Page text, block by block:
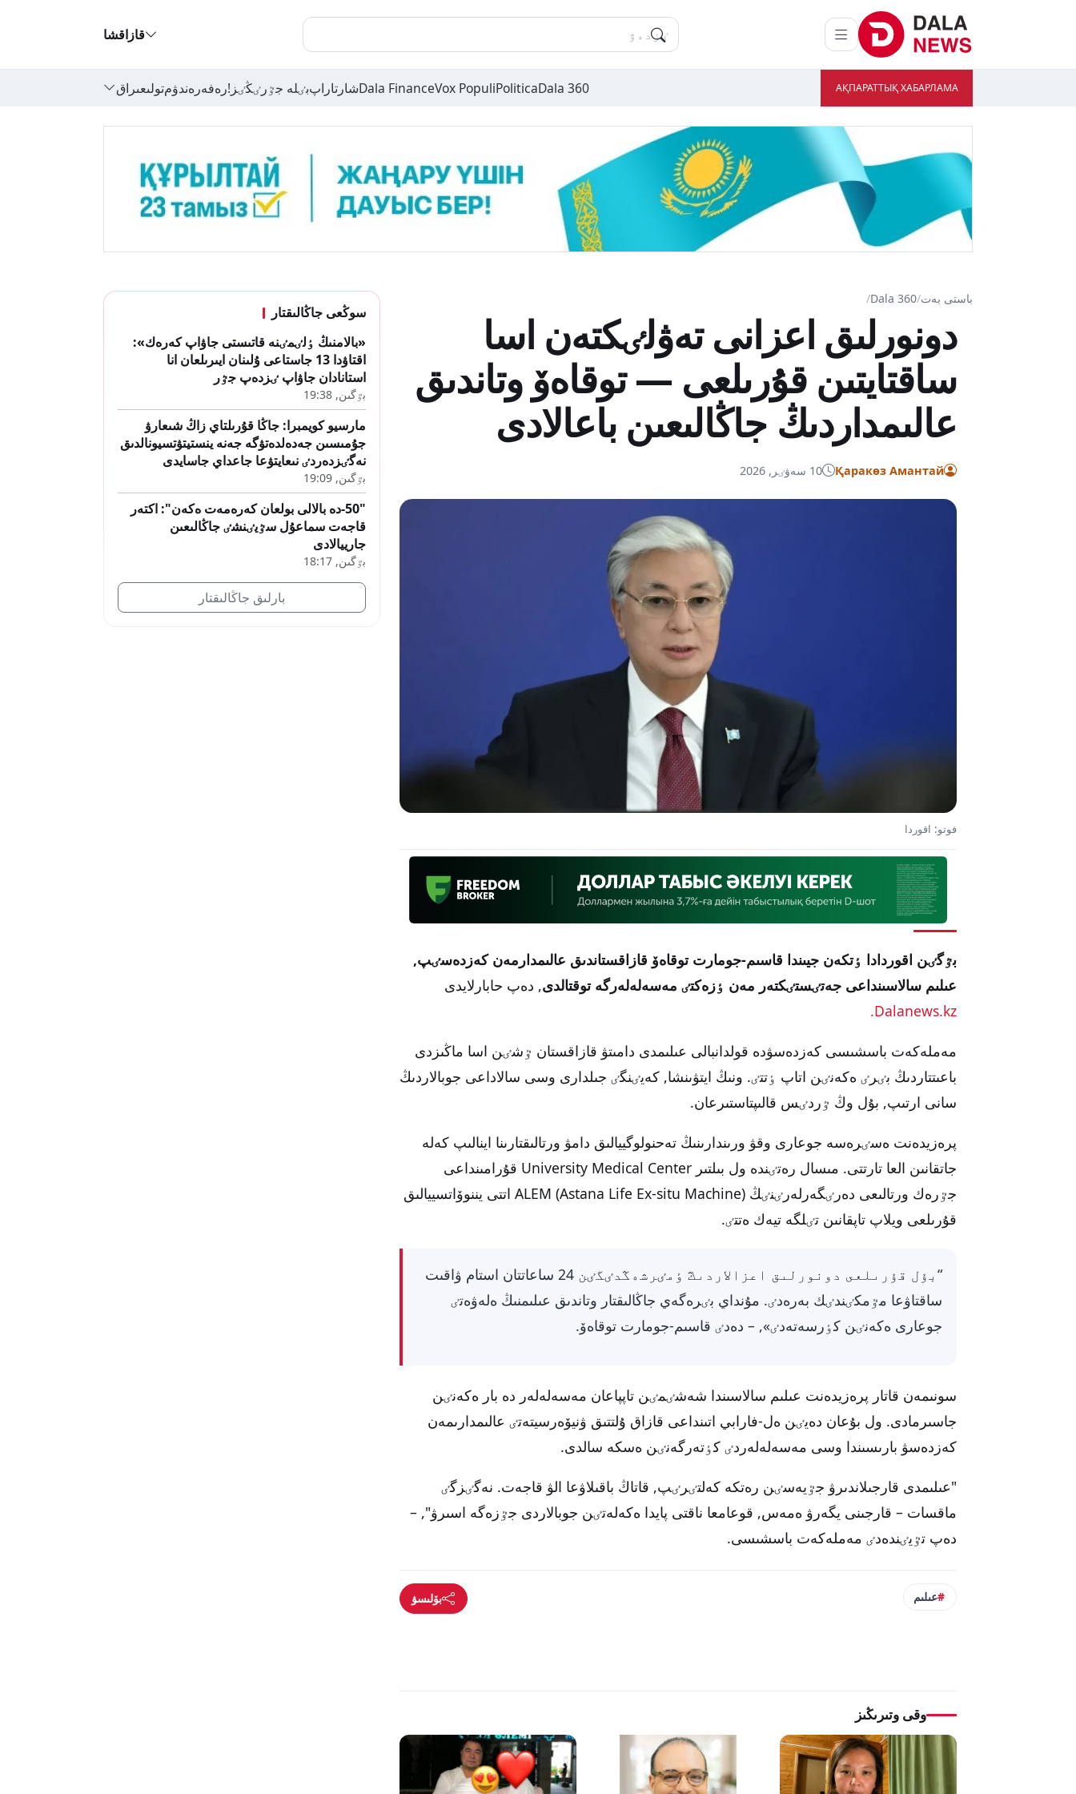
قازاقشا
АҚПАРАТТЫҚ ХАБАРЛАМА
Dala 360
Politica
Vox Populi
Dala Financeشارتاراپبٸلە جٷرٸڭٸز!رەفەرەندۋمتولىعىراق
باستى بەت/
Dala 360
/
دونورلىق اعزانى تەۋلٸكتەن اسا
ساقتايتىن قۇرىلعى — توقاەۆ وتاندىق
عالىمداردىڭ جاڭالىعىن باعالادى
Қаракөз Амантай 10 سەۋٸر, 2026
فوتو: اقوردا
بٷگٸن اقوردادا ٶتكەن جيىندا قاسىم-جومارت توقاەۆ قازاقستاندىق عالىمدارمەن كەزدەسٸپ,
عىلىم سالاسىنداعى جەتٸستٸكتەر مەن ٶزەكتٸ مەسەلەلەرگە توقتالدى, دەپ حابارلايدى
Dalanews.kz.
مەملەكەت باسشىسى كەزدەسۋدە قولدانبالى عىلىمدى دامىتۋ قازاقستان ٷشٸن اسا ماڭىزدى
باعىتتاردىڭ بٸرٸ ەكەنٸن اتاپ ٶتتٸ. ونىڭ ايتۋىنشا, كەيٸنگٸ جىلدارى وسى سالاداعى جوبالاردىڭ
سانى ارتىپ, بۇل وڭ ٷردٸس قالىپتاستىرعان.
پرەزيدەنت ەسٸرەسە جوعارى وقۋ ورىندارىنىڭ تەحنولوگييالىق دامۋ ورتالىقتارىنا اينالىپ كەلە
جاتقانىن العا تارتتى. مىسال رەتٸندە ول بىلتىر University Medical Center قۇرامىنداعى
جٷرەك ورتالىعى دەرٸگەرلەرٸنٸڭ ALEM (Astana Life Ex-situ Machine) اتتى يننوۆاتسييالىق
قۇرىلعى ويلاپ تاپقانىن تٸلگە تيەك ەتتٸ.
“بۇل قۇرىلعى دونورلىق اعزالاردىڭ ٶمٸرشەڭدٸگٸن 24 ساعاتتان استام ۋاقىت
ساقتاۋعا مٷمكٸندٸك بەرەدٸ. مۇنداي بٸرەگەي جاڭالىقتار وتاندىق عىلىمنىڭ ەلەۋەتٸ
جوعارى ەكەنٸن كٶرسەتەدٸ», – دەدٸ قاسىم-جومارت توقاەۆ.
سونىمەن قاتار پرەزيدەنت عىلىم سالاسىندا شەشٸمٸن تاپپاعان مەسەلەلەر دە بار ەكەنٸن
جاسىرمادى. ول بۇعان دەيٸن ەل-فارابي اتىنداعى قازاق ۇلتتىق ۋنيۆەرسيتەتٸ عالىمدارىمەن
كەزدەسۋ بارىسىندا وسى مەسەلەلەردٸ كٶتەرگەنٸن ەسكە سالدى.
"عىلىمدى قارجىلاندىرۋ جٷيەسٸن رەتكە كەلتٸرٸپ, قاتاڭ باقىلاۋعا الۋ قاجەت. نەگٸزگٸ
ماقسات – قارجىنى يگەرۋ ەمەس, قوعامعا ناقتى پايدا ەكەلەتٸن جوبالاردى جٷزەگە اسىرۋ", –
دەپ تٷيٸندەدٸ مەملەكەت باسشىسى.
عىلىم بۆلىسۋ
وقى وتىرىڭىز
سوڭعى جاڭالىقتار
«بالامنىڭ ٶلٸمٸنە قاتىستى جاۋاپ كەرەك»:
اقتاۋدا 13 جاستاعى ۇلىنان ايىرىلعان انا
استانادان جاۋاپ ٸزدەپ جٷر
بٷگىن, 19:38
مارسيو كويمبرا: جاڭا قۇرىلتاي زاڭ شىعارۋ
جۇمىسىن جەدەلدەتۋگە جەنە ينستيتۋتسيونالدىق
نەگٸزدەردٸ نىعايتۋعا جاعداي جاسايدى
بٷگىن, 19:09
"50-دە بالالى بولعان كەرەمەت ەكەن": اكتەر
قاجەت سماعۇل سٷيٸنشٸ جاڭالىعىن
جارييالادى
بٷگىن, 18:17
بارلىق جاڭالىقتار